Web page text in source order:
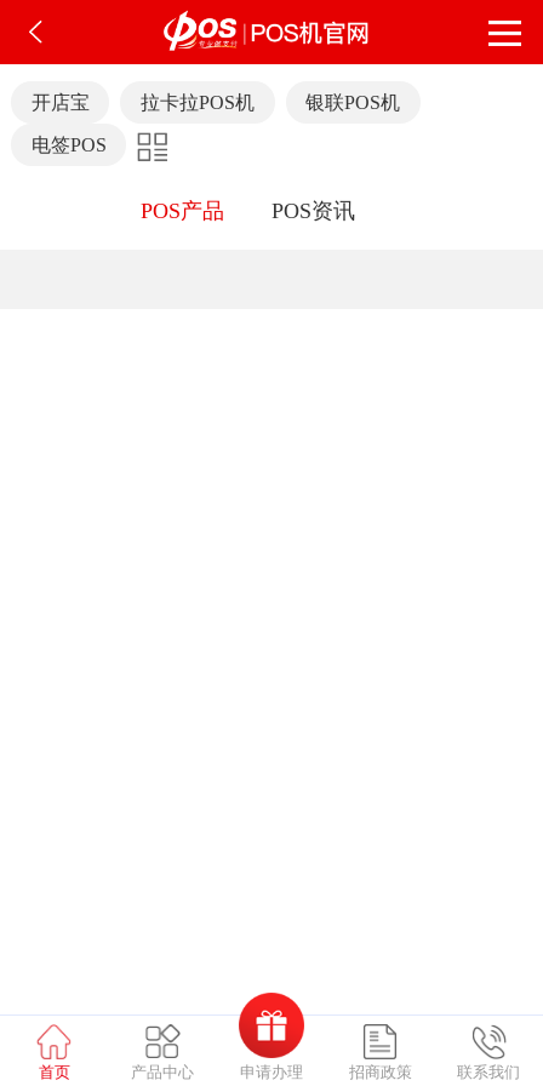
开店宝 拉卡拉POS机 银联POS机
电签POS
POS产品 POS资讯
首页 产品中心 申请办理 招商政策 联系我们